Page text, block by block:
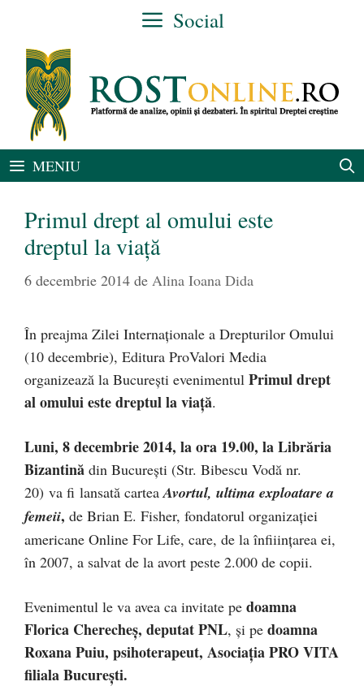
conținut
Social
MENIU
Primul drept al omului este
dreptul la viaţă
6 decembrie 2014 de Alina Ioana Dida
În preajma Zilei Internaţionale a Drepturilor Omului
(10 decembrie), Editura ProValori Media
organizează la Bucureşti evenimentul Primul drept
al omului este dreptul la viaţă.
Luni, 8 decembrie 2014, la ora 19.00, la Librăria
Bizantină din Bucureşti (Str. Bibescu Vodă nr.
20) va fi lansată carteaAvortul, ultima exploatare a
femeii, de Brian E. Fisher, fondatorul organizaţiei
americane Online For Life, care, de la înfiiinţarea ei,
în 2007, a salvat de la avort peste 2.000 de copii.
Evenimentul le va avea ca invitate pe doamna
Florica Cherecheş, deputat PNL, şi pe doamna
Roxana Puiu, psihoterapeut, Asociația PRO VITA
filiala București.